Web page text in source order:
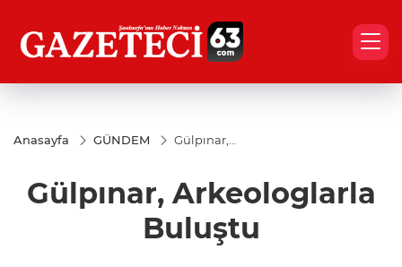
Anasayfa GÜNDEM
Gülpınar,
Gülpınar, Arkeologlarla
Buluştu